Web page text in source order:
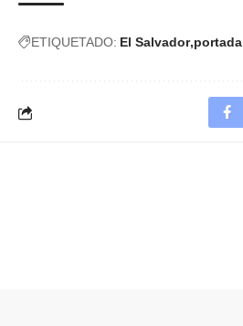
ETIQUETADO: El Salvador portada